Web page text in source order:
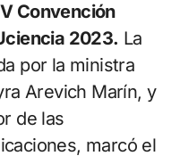
Convención
2023. La
por la ministra
Arevich Marín, y
de las
marcó el